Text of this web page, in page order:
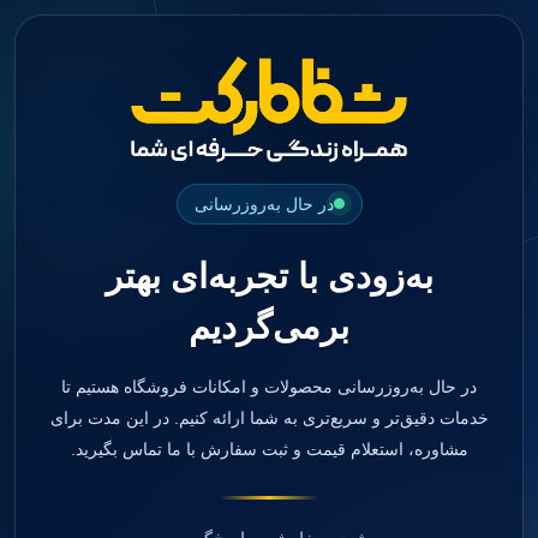
در حال به‌روزرسانی
به‌زودی با تجربه‌ای بهتر
برمی‌گردیم
در حال به‌روزرسانی محصولات و امکانات فروشگاه هستیم تا
خدمات دقیق‌تر و سریع‌تری به شما ارائه کنیم. در این مدت برای
مشاوره، استعلام قیمت و ثبت سفارش با ما تماس بگیرید.
جستجو
Impression Coping
صفحه اصلی
دندانپزشکی
مواد ترمیمی
کامپوزیت
کامپوزیت فلو
اسید اچ
باندینگ
بلیچینگ